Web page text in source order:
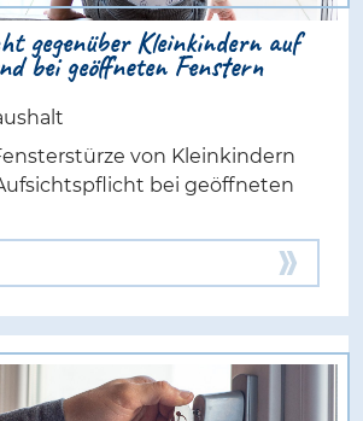
gegenüber Kleinkindern auf
bei geöffneten Fenstern
von Kleinkindern
bei geöffneten